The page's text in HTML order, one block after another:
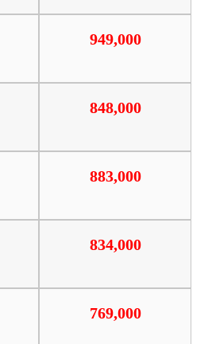
949,000
848,000
883,000
834,000
769,000